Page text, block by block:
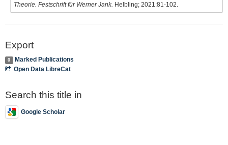
Theorie. Festschrift für Werner Jank. Helbling; 2021:81-102.
Export
0
Marked Publications
Open Data LibreCat
Search this title in
Google Scholar